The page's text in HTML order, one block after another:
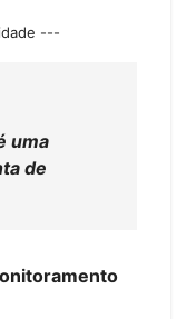
---
uma
de